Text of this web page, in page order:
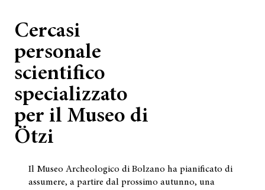
Cercasi
personale
scientifico
specializzato
per il Museo di
Ötzi
Il Museo Archeologico di Bolzano ha pianificato di
assumere, a partire dal prossimo autunno, una